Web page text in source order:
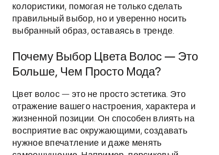
колористики, помогая не только сделать
правильный выбор, но и уверенно носить
выбранный образ, оставаясь в тренде.
Почему Выбор Цвета Волос — Это
Больше, Чем Просто Мода?
Цвет волос — это не просто эстетика. Это
отражение вашего настроения, характера и
жизненной позиции. Он способен влиять на
восприятие вас окружающими, создавать
нужное впечатление и даже менять